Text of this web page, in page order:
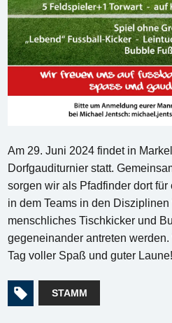
Am 29. Juni 2024 findet in
Dorfgauditurnier statt.
sorgen wir als Pfadfinder dort
in dem Teams in den
menschliches Tischkicker und
gegeneinander antreten
Tag voller Spaß und guter Laune!
STAMM